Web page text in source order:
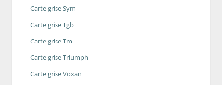
Carte grise Sym
Carte grise Tgb
Carte grise Tm
Carte grise Triumph
Carte grise Voxan